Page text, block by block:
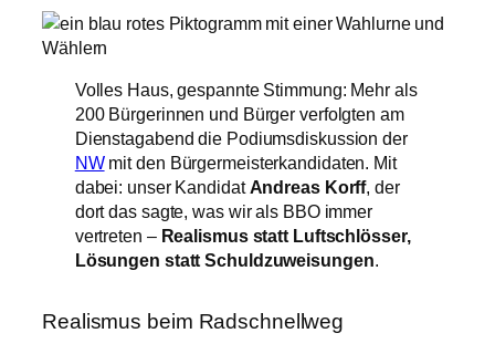
Volles Haus, gespannte Stimmung: Mehr als
200 Bürgerinnen und Bürger verfolgten am
Dienstagabend die Podiumsdiskussion der
NWmit den Bürgermeisterkandidaten. Mit
dabei: unser KandidatAndreas Korff, der
dort das sagte, was wir als BBO immer
vertreten – Realismus statt Luftschlösser,
Lösungen statt Schuldzuweisungen.
Realismus beim Radschnellweg